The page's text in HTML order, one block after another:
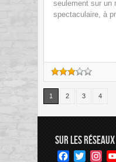
seulement sur un
spectaculaire, à
1 2 3 4
SUR LES RÉSEAUX
Facebook
Twitter